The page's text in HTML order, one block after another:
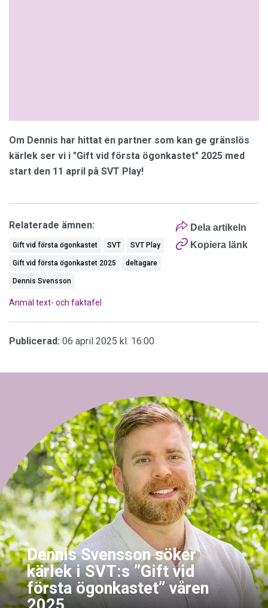
Om Dennis har hittat en partner som kan ge gränslös
kärlek ser vi i "Gift vid första ögonkastet" 2025 med
start den 11 april på SVT Play!
Dela artikeln
Kopiera länk
Relaterade ämnen:
Gift vid första ögonkastet SVT SVT Play
Gift vid första ögonkastet 2025 deltagare
Dennis Svensson
Anmäl text- och faktafel
Publicerad: 06 april 2025 kl. 16:00
Dennis Svensson söker
kärlek i SVT:s ”Gift vid
första ögonkastet” våren